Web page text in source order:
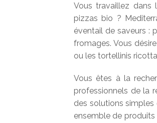
Vous travaillez dans
pizzas bio ?
éventail de saveurs :
fromages. Vous
ou les tortellinis
Vous êtes à la
professionnels de la
des solutions simples
ensemble de produits